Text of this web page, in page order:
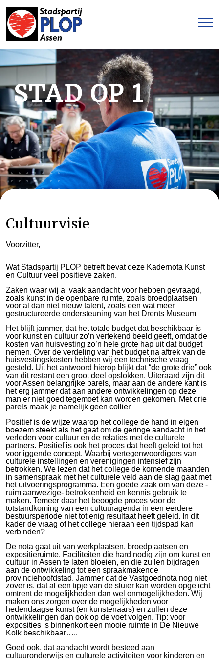
STAD OP 1
Cultuurvisie
Voorzitter,
Wat Stadspartij PLOP betreft bevat deze Kadernota Kunst
en Cultuur veel positieve zaken.
Zaken waar wij al vaak aandacht voor hebben gevraagd,
zoals kunst in de openbare ruimte, zoals broedplaatsen
voor al dan niet nieuw talent, zoals een wat meer
gestructureerde ondersteuning van het Drents Museum.
Het blijft jammer, dat het totale budget dat beschikbaar is
voor kunst en cultuur zo’n vertekend beeld geeft, omdat de
kosten van huisvesting zo’n hele grote hap uit dat budget
nemen. Over de verdeling van het budget na aftrek van de
huisvestingskosten hebben wij een technische vraag
gesteld. Uit het antwoord hierop blijkt dat “de grote drie” ook
van dit restant een groot deel opslokken. Uiteraard zijn dit
voor Assen belangrijke parels, maar aan de andere kant is
het erg jammer dat aan andere ontwikkelingen op deze
manier niet goed tegemoet kan worden gekomen. Met drie
parels maak je namelijk geen collier.
Positief is de wijze waarop het college de hand in eigen
boezem steekt als het gaat om de geringe aandacht in het
verleden voor cultuur en de relaties met de culturele
partners. Positief is ook het proces dat heeft geleid tot het
voorliggende concept. Waarbij vertegenwoordigers van
culturele instellingen en verenigingen intensief zijn
betrokken. We lezen dat het college de komende maanden
in samenspraak met het culturele veld aan de slag gaat met
het uitvoeringsprogramma. Een goede zaak om van deze -
ruim aanwezige- betrokkenheid en kennis gebruik te
maken. Temeer daar het beoogde proces voor de
totstandkoming van een cultuuragenda in een eerdere
bestuursperiode niet tot enig resultaat heeft geleid. In dit
kader de vraag of het college hieraan een tijdspad kan
verbinden?
De nota gaat uit van werkplaatsen, broedplaatsen en
expositieruimte. Faciliteiten die hard nodig zijn om kunst en
cultuur in Assen te laten bloeien, en die zullen bijdragen
aan de ontwikkeling tot een spraakmakende
provinciehoofdstad. Jammer dat de Vastgoednota nog niet
zover is, dat al een tipje van de sluier kan worden opgelicht
omtrent de mogelijkheden dan wel onmogelijkheden. Wij
maken ons zorgen over de mogelijkheden voor
hedendaagse kunst (en kunstenaars) en zullen deze
ontwikkelingen dan ook op de voet volgen. Tip: voor
exposities is binnenkort een mooie ruimte in De Nieuwe
Kolk beschikbaar…..
Goed ook, dat aandacht wordt besteed aan
cultuuronderwijs en culturele activiteiten voor kinderen en